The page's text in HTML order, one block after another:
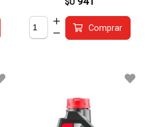
$U
Comprar